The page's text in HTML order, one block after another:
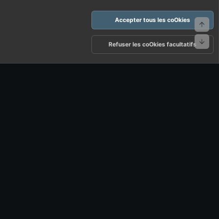
Politique de confidentialité Aide
R
S
Accepter tous les coOkies
Refuser les coOkies facultatifs